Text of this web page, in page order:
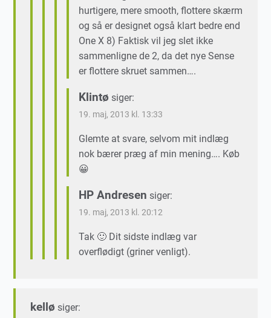
hurtigere, mere smooth, flottere skærm
og så er designet også klart bedre end
One X 8) Faktisk vil jeg slet ikke
sammenligne de 2, da det nye Sense
er flottere skruet sammen….
Klintø siger:
19. maj, 2013 kl. 13:33
Glemte at svare, selvom mit indlæg
nok bærer præg af min mening…. Køb
😀
HP Andresen siger:
19. maj, 2013 kl. 20:12
Tak 🙂 Dit sidste indlæg var
overflødigt (griner venligt).
kellø siger: